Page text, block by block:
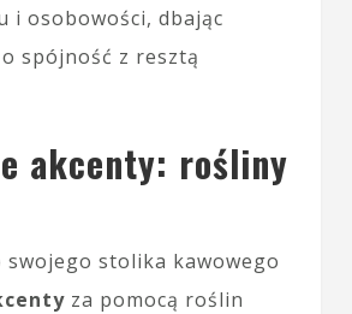
i osobowości, dbając
spójność z resztą
akcenty: rośliny
swojego stolika kawowego
za pomocą roślin